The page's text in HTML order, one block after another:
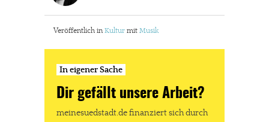
Dir gefällt unsere Arbeit?
meinesuedstadt.de finanziert sich durch Partnerprofile und
Werbung. Beide Einnahmequellen sind in den letzten Monaten
Solltest Du unsere unabhängige Berichterstattung schätzen,
kannst Du uns mit einer kleinen Spende unterstützen.
Veröffentlich in Kultur mit Musik
In eigener Sache
Dir gefällt unsere Arbeit?
meinesuedstadt.de finanziert sich durch